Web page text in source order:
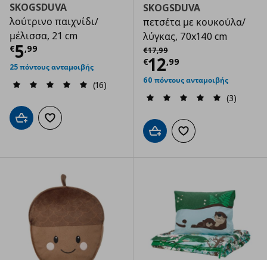
SKOGSDUVA
λούτρινο παιχνίδι/
μέλισσα, 21 cm
€5,99
Τρέχουσα τιμή € 5,99
25 πόντους ανταμοιβής
(16)
Προσθήκη στο καλάθι
Προσθήκη στα αγαπημένα
SKOGSDUVA
πετσέτα με κουκούλα/
λύγκας, 70x140 cm
€17,99
Αρχική τιμή
€12,99
Τρέχουσα
60 πόντους ανταμοιβής
(3)
Προσθήκη στο καλάθι
Προσθήκη στα